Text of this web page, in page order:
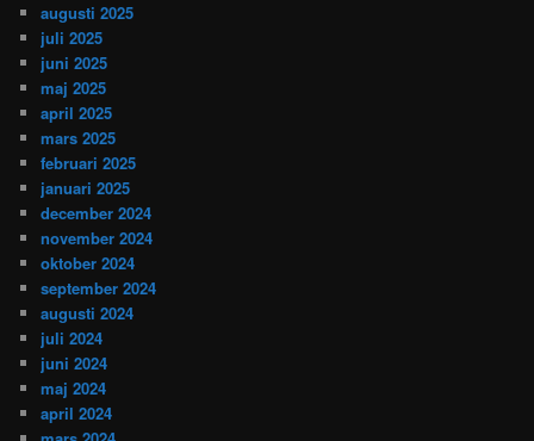
augusti 2025
juli 2025
juni 2025
maj 2025
april 2025
mars 2025
februari 2025
januari 2025
december 2024
november 2024
oktober 2024
september 2024
augusti 2024
juli 2024
juni 2024
maj 2024
april 2024